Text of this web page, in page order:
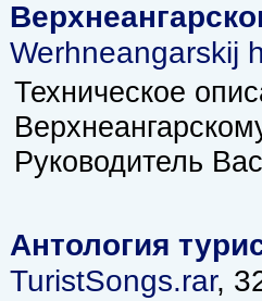
Werhneangarskij
Техническое
Руководитель
Антология
TuristSongs.rar,